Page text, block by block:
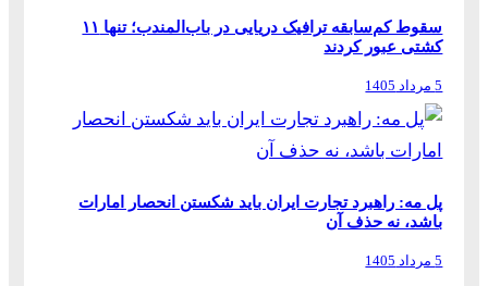
سقوط کم‌سابقه ترافیک دریایی در باب‌المندب؛ تنها ۱۱
کشتی عبور کردند
5 مرداد 1405
پل مه: راهبرد تجارت ایران باید شکستن انحصار امارات
باشد، نه حذف آن
5 مرداد 1405